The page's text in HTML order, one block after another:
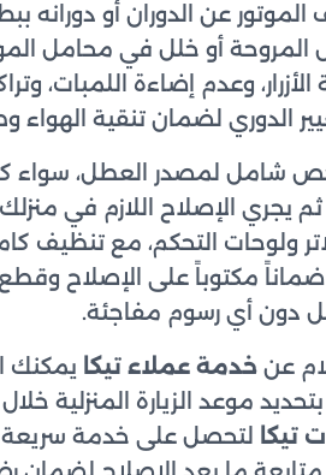
الموتور عن الدوران أو دورانه
المروحة أو خلل في محامل
وعدم إضاءة اللمبات،
الدوري لضمان تنقية الهواء
شامل لمصدر العطل، سواء
يجري الإصلاح اللازم في
ولوحات التحكم، مع تنظيف
ضماناً مكتوباً على الإصلاح
دون أي رسوم مفاجئة.
عن خدمة عملاء تيكا يمكنك
المنزلية خلال 24 ساعة في الوقت الذي يناسبك. اطلب الآن
تيكا لتحصل على خدمة سريعة